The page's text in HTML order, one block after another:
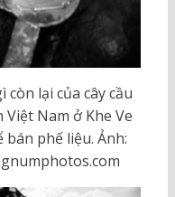
lại của cây cầu
Nam ở Khe Ve
phế liệu. Ảnh: